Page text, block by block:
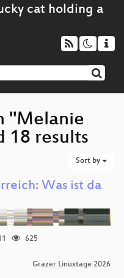
"Melanie
18 results
Sort by
Was ist da
625
Grazer Linuxtage 2026